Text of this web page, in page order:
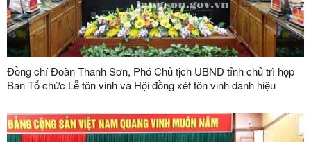
Đồng chí Đoàn Thanh Sơn, Phó Chủ tịch UBND tỉnh chủ trì họp
Ban Tổ chức Lễ tôn vinh và Hội đồng xét tôn vinh danh hiệu
năm 2026